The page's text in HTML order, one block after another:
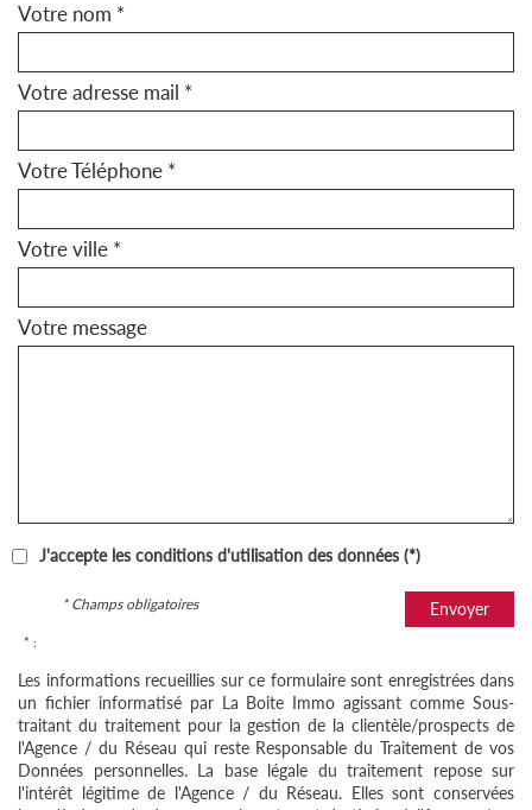
Votre nom *
Votre adresse mail *
Votre Téléphone *
Votre ville *
Votre message
J'accepte les conditions d'utilisation des données (*)
Envoyer
* Champs obligatoires
* :
Les informations recueillies sur ce formulaire sont enregistrées dans
un fichier informatisé par La Boite Immo agissant comme Sous-
traitant du traitement pour la gestion de la clientèle/prospects de
l'Agence / du Réseau qui reste Responsable du Traitement de vos
Données personnelles. La base légale du traitement repose sur
l'intérêt légitime de l'Agence / du Réseau. Elles sont conservées